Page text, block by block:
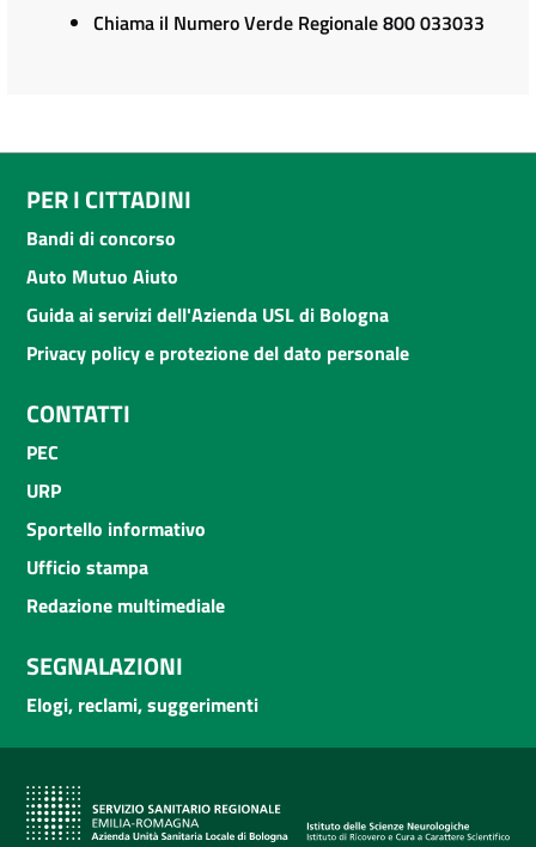
Chiama il Numero Verde Regionale 800 033033
PER I CITTADINI
Bandi di concorso
Auto Mutuo Aiuto
Guida ai servizi dell'Azienda USL di Bologna
Privacy policy e protezione del dato personale
CONTATTI
PEC
URP
Sportello informativo
Ufficio stampa
Redazione multimediale
SEGNALAZIONI
Elogi, reclami, suggerimenti